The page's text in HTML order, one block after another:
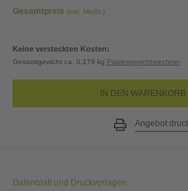
Gesamtpreis (inkl. MwSt.)
Keine versteckten Kosten:
Gesamtgewicht ca. 0,179 kg Papiergewichtsrechner
IN DEN WARENKORB
Angebot
Datenblatt und Druckvorlagen